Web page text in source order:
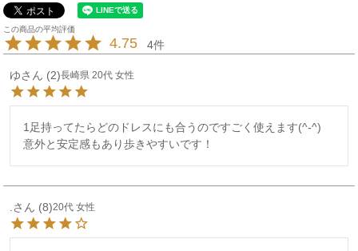
4.75 4
ゆ 2 長崎県 20代 女性
1足持ってたらどのドレスにも合うのですごく使えます(^-^)
意外と安定感もあり歩きやすいです！
8 20代 女性